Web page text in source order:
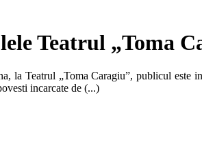
Teatrul „Toma
la Teatrul „Toma Caragiu”, publicul este
incarcate de (...)